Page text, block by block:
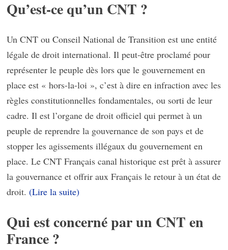
Qu’est-ce qu’un CNT ?
Un CNT ou Conseil National de Transition est une entité
légale de droit international. Il peut-être proclamé pour
représenter le peuple dès lors que le gouvernement en
place est « hors-la-loi », c’est à dire en infraction avec les
règles constitutionnelles fondamentales, ou sorti de leur
cadre. Il est l’organe de droit officiel qui permet à un
peuple de reprendre la gouvernance de son pays et de
stopper les agissements illégaux du gouvernement en
place. Le CNT Français canal historique est prêt à assurer
la gouvernance et offrir aux Français le retour à un état de
droit.(Lire la suite)
Qui est concerné par un CNT en
France ?